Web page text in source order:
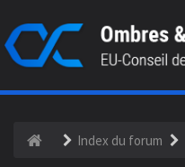
Index du forum